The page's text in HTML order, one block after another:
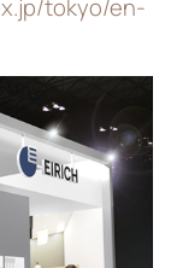
tokyo/en-